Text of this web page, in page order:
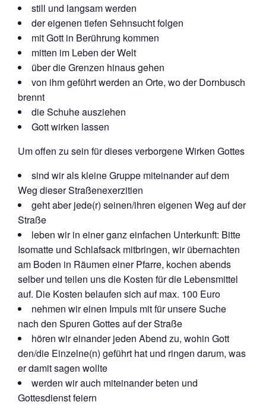
still und langsam werden
der eigenen tiefen Sehnsucht folgen
mit Gott in Berührung kommen
mitten im Leben der Welt
über die Grenzen hinaus gehen
von ihm geführt werden an Orte, wo der Dornbusch
brennt
die Schuhe ausziehen
Gott wirken lassen
Um offen zu sein für dieses verborgene Wirken Gottes
sind wir als kleine Gruppe miteinander auf dem
Weg dieser Straßenexerzitien
geht aber jede(r) seinen/ihren eigenen Weg auf der
Straße
leben wir in einer ganz einfachen Unterkunft: Bitte
Isomatte und Schlafsack mitbringen, wir übernachten
am Boden in Räumen einer Pfarre, kochen abends
selber und teilen uns die Kosten für die Lebensmittel
auf. Die Kosten belaufen sich auf max. 100 Euro
nehmen wir einen Impuls mit für unsere Suche
nach den Spuren Gottes auf der Straße
hören wir einander jeden Abend zu, wohin Gott
den/die Einzelne(n) geführt hat und ringen darum, was
er damit sagen wollte
werden wir auch miteinander beten und
Gottesdienst feiern